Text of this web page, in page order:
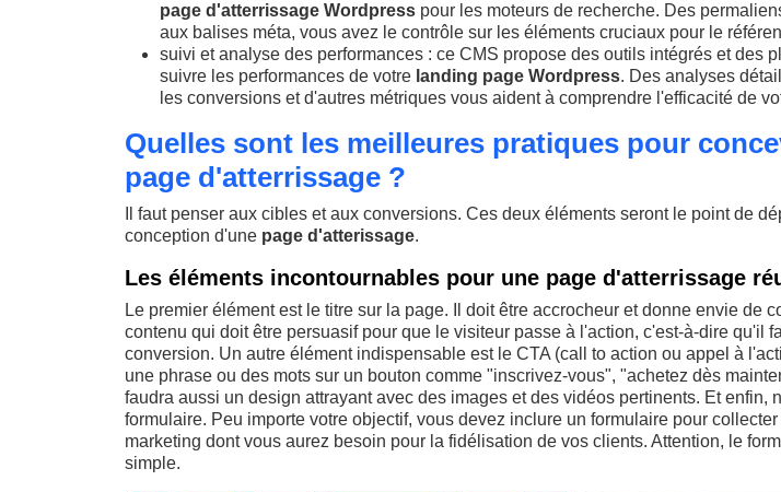
page d'atterrissage Wordpress pour les moteurs de recherche. Des
aux balises méta, vous avez le contrôle sur les éléments cruciaux pour le
suivi et analyse des performances : ce CMS propose des outils intégrés et des
suivre les performances de votre landing page Wordpress. Des analyses
les conversions et d'autres métriques vous aident à comprendre l'efficacité de
Quelles sont les meilleures pratiques pour
page d'atterrissage ?
Il faut penser aux cibles et aux conversions. Ces deux éléments seront le point de
conception d'une page d'atterissage.
Les éléments incontournables pour une page d'atterrissage
Le premier élément est le titre sur la page. Il doit être accrocheur et donne envie de
contenu qui doit être persuasif pour que le visiteur passe à l'action, c'est-à-dire qu'il
conversion. Un autre élément indispensable est le CTA (call to action ou appel à
une phrase ou des mots sur un bouton comme "inscrivez-vous", "achetez dès
faudra aussi un design attrayant avec des images et des vidéos pertinents. Et enfin,
formulaire. Peu importe votre objectif, vous devez inclure un formulaire pour
marketing dont vous aurez besoin pour la fidélisation de vos clients. Attention, le
simple.